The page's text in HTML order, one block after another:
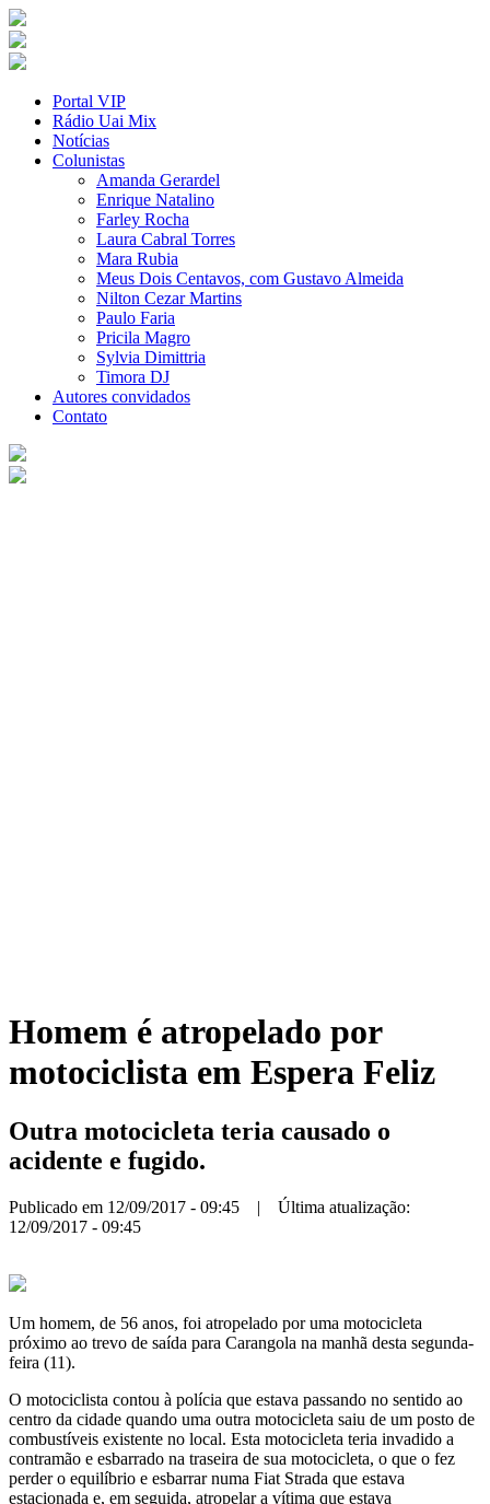
Portal VIP
Rádio Uai Mix
Notícias
Colunistas
Amanda Gerardel
Enrique Natalino
Farley Rocha
Laura Cabral Torres
Mara Rubia
Meus Dois Centavos, com Gustavo Almeida
Nilton Cezar Martins
Paulo Faria
Pricila Magro
Sylvia Dimittria
Timora DJ
Autores convidados
Contato
Homem é atropelado por
motociclista em Espera Feliz
Outra motocicleta teria causado o
acidente e fugido.
Publicado em 12/09/2017 - 09:45 | Última atualização:
12/09/2017 - 09:45
Um homem, de 56 anos, foi atropelado por uma motocicleta
próximo ao trevo de saída para Carangola na manhã desta segunda-
feira (11).
O motociclista contou à polícia que estava passando no sentido ao
centro da cidade quando uma outra motocicleta saiu de um posto de
combustíveis existente no local. Esta motocicleta teria invadido a
contramão e esbarrado na traseira de sua motocicleta, o que o fez
perder o equilíbrio e esbarrar numa Fiat Strada que estava
estacionada e, em seguida, atropelar a vítima que estava